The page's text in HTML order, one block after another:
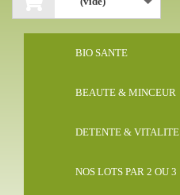
BIO SANTE
BEAUTE & MINCEUR
DETENTE & VITALITE
NOS LOTS PAR 2 OU 3